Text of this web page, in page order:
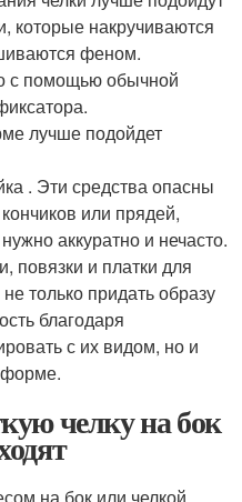
которые накручиваются
феном.
с помощью обычной
лучше подойдет
. Эти средства опасны
или прядей,
аккуратно и нечасто.
повязки и платки для
только придать образу
благодаря
с их видом, но и
челку на бок
на бок или челкой